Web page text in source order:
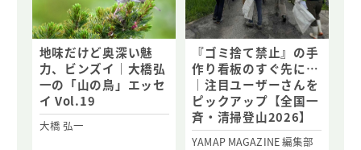
地味だけど奥深い魅
力、ビンズイ｜大橋弘
一の「山の鳥」エッセ
イ Vol.19
大橋 弘一
『ゴミ捨て禁止』の手
作り看板のすぐ先に…
｜注目ユーザーさんを
ピックアップ【全国一
斉・清掃登山2026】
YAMAP MAGAZINE 編集部